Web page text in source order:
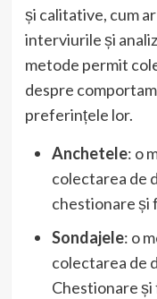
și calitative, cum
interviurile și
metode permit
despre
preferințele lor.
Anchetele: o
colectarea de
chestionare și
Sondajele: o
colectarea de
Chestionare